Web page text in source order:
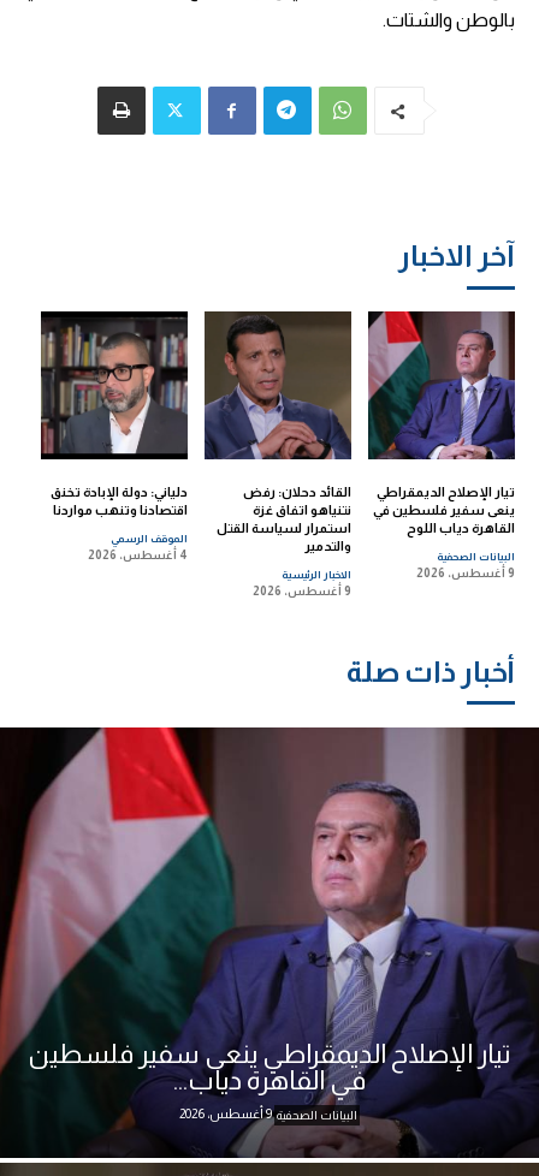
آخر الاخبار
تيار الإصلاح الديمقراطي
ينعى سفير فلسطين في
القاهرة دياب اللوح
البيانات الصحفية
9 أغسطس، 2026
القائد دحلان: رفض
نتنياهو اتفاق غزة
استمرار لسياسة القتل
والتدمير
الاخبار الرئيسية
9 أغسطس، 2026
دلياني: دولة الإبادة تخنق
اقتصادنا وتنهب مواردنا
الموقف الرسمي
4 أغسطس، 2026
بالوطن والشتات.
أخبار ذات صلة
تيار الإصلاح الديمقراطي ينعى سفير فلسطين
في القاهرة دياب...
البيانات الصحفية 9 أغسطس، 2026